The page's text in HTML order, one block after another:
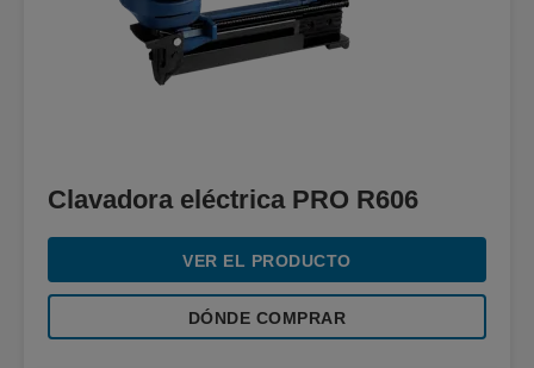
Clavadora eléctrica PRO R606
VER EL PRODUCTO
DÓNDE COMPRAR